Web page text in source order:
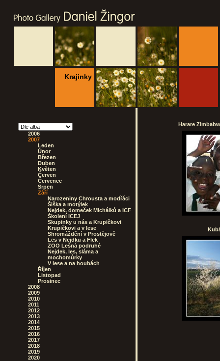
Krajinky
2006
2007
Leden
Únor
Březen
Duben
Květen
Červen
Červenec
Srpen
Září
Narozeniny Chrousta a modřáci
Šiška a motýlek
Nejdek, domeček Michálků a ICF
Školení ICEJ
Skupinky u nás a Krupičkovi
Krupičkovi a v lese
Shromáždění v Prostějově
Les v Nejdku a Flek
ZOO Lešná podruhé
Nejdek, les, sláma a
mochomůrky
V lese a na houbách
Říjen
Listopad
Prosinec
2008
2009
2010
2011
2012
2013
2014
2015
2016
2017
2018
2019
2020
Harare